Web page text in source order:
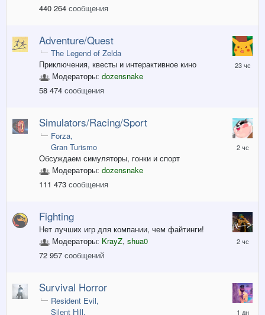
440 264 сообщения
Adventure/Quest
The Legend of Zelda
Приключения, квесты и интерактивное кино
Модераторы: dozensnake
58 474 сообщения
23
часа
Simulators/Racing/Sport
Forza
Gran Turismo
Обсуждаем симуляторы, гонки и спорт
Модераторы: dozensnake
111 473 сообщения
часа
Fighting
Нет лучших игр для компании, чем файтинги!
Модераторы: KrayZ, shua0
72 957 сообщений
Survival Horror
Resident Evil
Silent Hill
Вчера